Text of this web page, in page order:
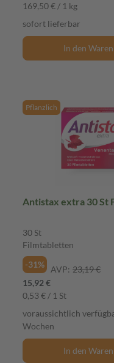
169,50 € / 1 kg
sofort lieferbar
In den
Pflanzlich
Antistax
30 St
Filmtabletten
-31%
AVP: 23,19 €
15,92 €
0,53 € / 1 St
voraussichtlich
Wochen
In den